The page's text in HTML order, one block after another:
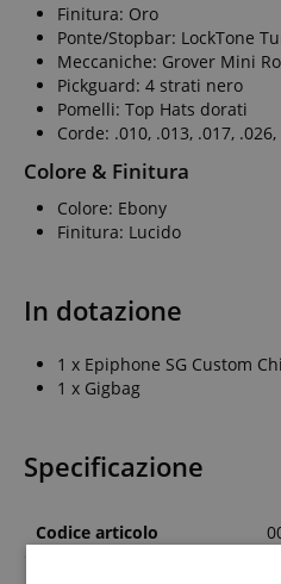
Finitura: Oro
Ponte/Stopbar: LockTone
Meccaniche: Grover Mini
Pickguard: 4 strati nero
Pomelli: Top Hats dorati
Corde: .010, .013, .017,
Colore & Finitura
Colore: Ebony
Finitura: Lucido
In dotazione
1 x Epiphone SG Custom
1 x Gigbag
Specificazione
Codice articolo